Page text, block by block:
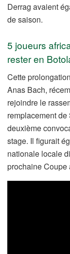
Derrag avaient
de saison.
5 joueurs
rester en
Cette
Anas Bach,
rejoindre le
remplacement de
deuxième
stage. Il figurait
nationale locale
prochaine Coupe